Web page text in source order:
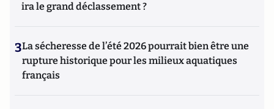
ira le grand déclassement ?
3La sécheresse de l’été 2026 pourrait bien être une
rupture historique pour les milieux aquatiques
français